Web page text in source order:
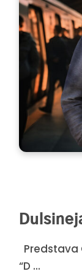
Predstava
“D ...